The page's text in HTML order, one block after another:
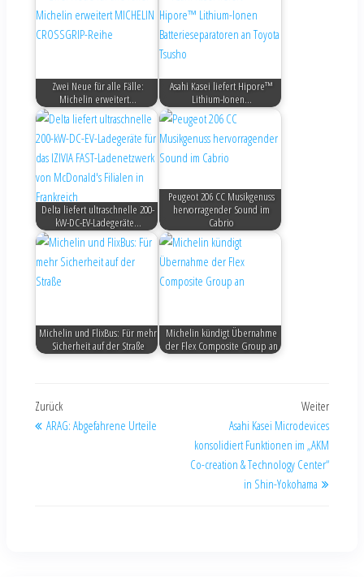
Zwei Neue für alle Fälle:
Michelin erweitert…
Asahi Kasei liefert Hipore™
Lithium-Ionen…
Delta liefert ultraschnelle 200-
kW-DC-EV-Ladegeräte…
Peugeot 206 CC Musikgenuss
hervorragender Sound im
Cabrio
Michelin und FlixBus: Für mehr
Sicherheit auf der Straße
Michelin kündigt Übernahme
der Flex Composite Group an
Zurück
ARAG: Abgefahrene Urteile
Weiter
Asahi Kasei Microdevices
konsolidiert Funktionen im „AKM
Co-creation & Technology Center“
in Shin-Yokohama